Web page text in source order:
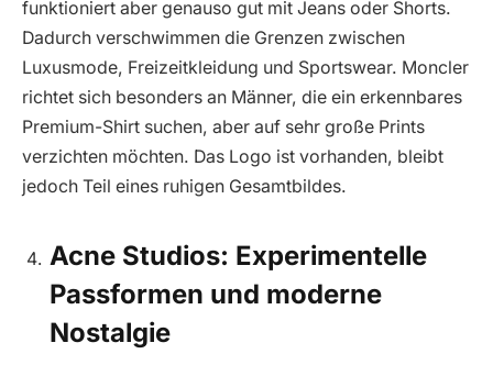
funktioniert aber genauso gut mit Jeans oder Shorts.
Dadurch verschwimmen die Grenzen zwischen
Luxusmode, Freizeitkleidung und Sportswear. Moncler
richtet sich besonders an Männer, die ein erkennbares
Premium-Shirt suchen, aber auf sehr große Prints
verzichten möchten. Das Logo ist vorhanden, bleibt
jedoch Teil eines ruhigen Gesamtbildes.
Acne Studios: Experimentelle
Passformen und moderne
Nostalgie